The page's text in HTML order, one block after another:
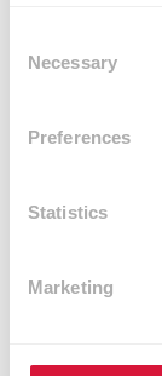
Selection
Necessary
Preferences
Statistics
Marketing
Revêtement
S'identifier